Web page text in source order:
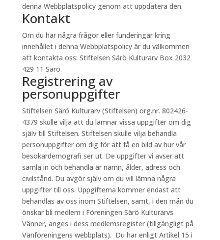
denna Webbplatspolicy genom att uppdatera den.
Kontakt
Om du har några frågor eller funderingar kring
innehållet i denna Webbplatspolicy är du välkommen
att kontakta oss: Stiftelsen Särö Kulturarv Box 2032
429 11 Särö.
Registrering av
personuppgifter
Stiftelsen Särö Kulturarv (Stiftelsen) org.nr. 802426-
4379 skulle vilja att du lämnar vissa uppgifter om dig
själv till Stiftelsen. Stiftelsen skulle vilja behandla
personuppgifter om dig för att få en bild av hur vår
besökardemografi ser ut. De uppgifter vi avser att
samla in och behandla är namn, ålder, adress och
civilstånd. Du avgör själv om du vill lämna några
uppgifter till oss. Uppgifterna kommer endast att
behandlas av oss inom Stiftelsen, samt, i den mån du
önskar bli medlem i Föreningen Särö Kulturarvs
Vänner, anges i dess medlemsregister (tillgängligt på
Vänföreningens webbplats). Du har enligt Artikel 15 i